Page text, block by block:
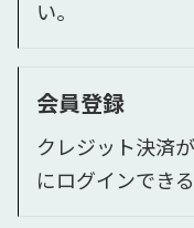
い。
会員登録
クレジット決済
にログインでき